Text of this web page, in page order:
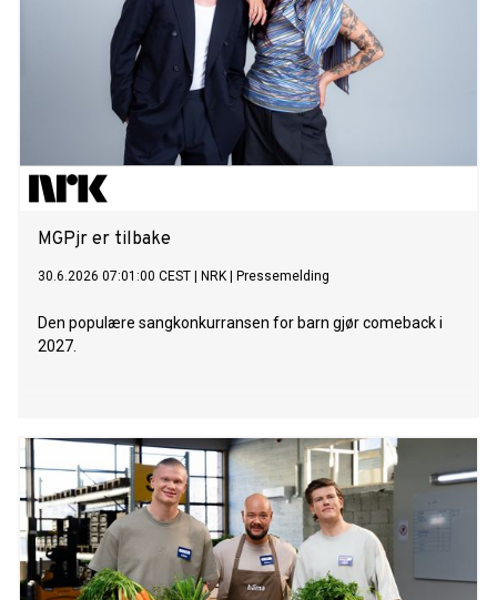
MGPjr er tilbake
30.6.2026 07:01:00 CEST NRK Pressemelding
Den populære sangkonkurransen for barn gjør comeback i
2027.